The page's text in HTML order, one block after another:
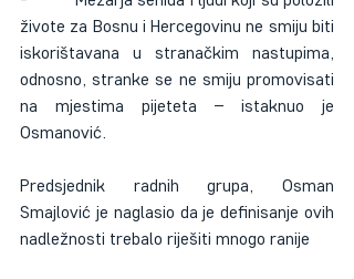
živote za Bosnu i Hercegovinu ne smiju biti
iskorištavana u stranačkim nastupima,
odnosno, stranke se ne smiju promovisati
na mjestima pijeteta – istaknuo je
Osmanović.
Predsjednik radnih grupa, Osman
Smajlović je naglasio da je definisanje ovih
nadležnosti trebalo riješiti mnogo ranije